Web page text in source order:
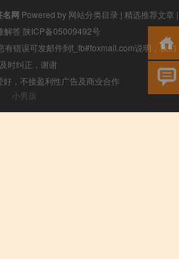
名网 Powered by 网站分类目录 | 精选推荐文章 |
解答 陕ICP备05009492号
有错误可发邮件到f_fb#foxmail.com说明，我们
时纠正，谢谢
，不接盈利性广告及商业合作
小男孩